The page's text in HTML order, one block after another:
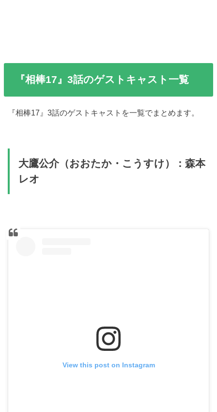
『相棒17』3話のゲストキャスト一覧
『相棒17』3話のゲストキャストを一覧でまとめます。
大鷹公介（おおたか・こうすけ）：森本
レオ
View this post on Instagram